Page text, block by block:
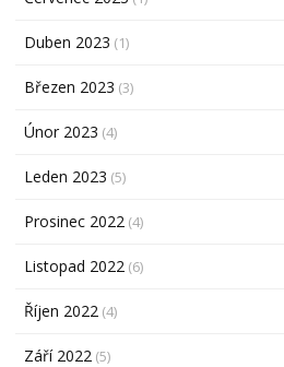
Duben 2023 (1)
Březen 2023 (3)
Únor 2023 (4)
Leden 2023 (5)
Prosinec 2022 (4)
Listopad 2022 (6)
Říjen 2022 (4)
Září 2022 (5)